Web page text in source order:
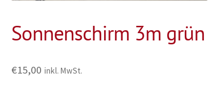
Sonnenschirm 3m grün
€15,00 inkl. MwSt.